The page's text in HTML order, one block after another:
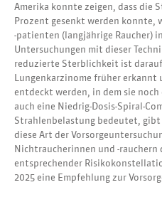
Amerika konnte zeigen, dass die
Prozent gesenkt werden konnte,
-patienten (langjährige Raucher)
Untersuchungen mit dieser
reduzierte Sterblichkeit ist
Lungenkarzinome früher erkannt
entdeckt werden, in dem sie
auch eine Niedrig-Dosis-Spiral-
Strahlenbelastung bedeutet,
diese Art der
Nichtraucherinnen und -rauchern
entsprechender
2025 eine Empfehlung zur